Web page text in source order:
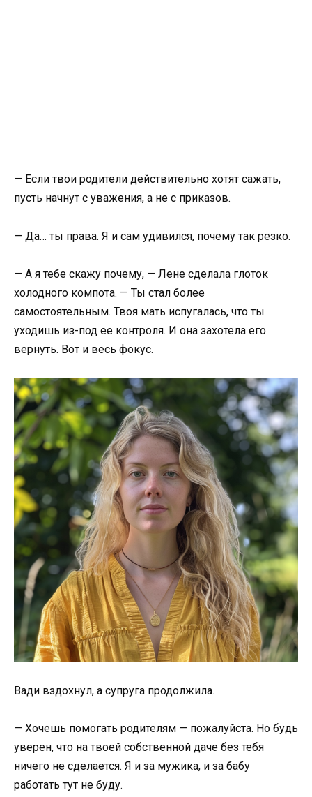
— Если твои родители действительно хотят сажать,
пусть начнут с уважения, а не с приказов.
— Да… ты права. Я и сам удивился, почему так резко.
— А я тебе скажу почему, — Лене сделала глоток
холодного компота. — Ты стал более
самостоятельным. Твоя мать испугалась, что ты
уходишь из-под ее контроля. И она захотела его
вернуть. Вот и весь фокус.
Вади вздохнул, а супруга продолжила.
— Хочешь помогать родителям — пожалуйста. Но будь
уверен, что на твоей собственной даче без тебя
ничего не сделается. Я и за мужика, и за бабу
работать тут не буду.